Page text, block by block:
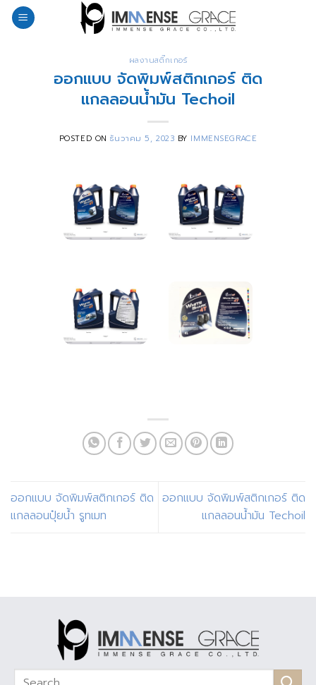
Skip
ผลงานสติ๊กเกอร์
ออกแบบ จัดพิมพ์สติกเกอร์ ติด
แกลลอนน้ำมัน Techoil
POSTED ONธันวาคม 5, 2023 BY IMMENSEGRACE
ออกแบบ จัดพิมพ์สติกเกอร์ ติด
แกลลอนปุ๋ยน้ำ รูทเมท
ออกแบบ จัดพิมพ์สติกเกอร์ ติด
แกลลอนน้ำมัน Techoil